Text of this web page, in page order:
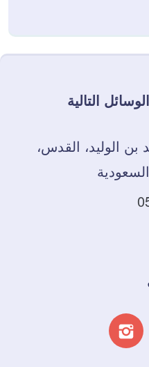
التالية
بن الوليد، القدس،
تابعنا